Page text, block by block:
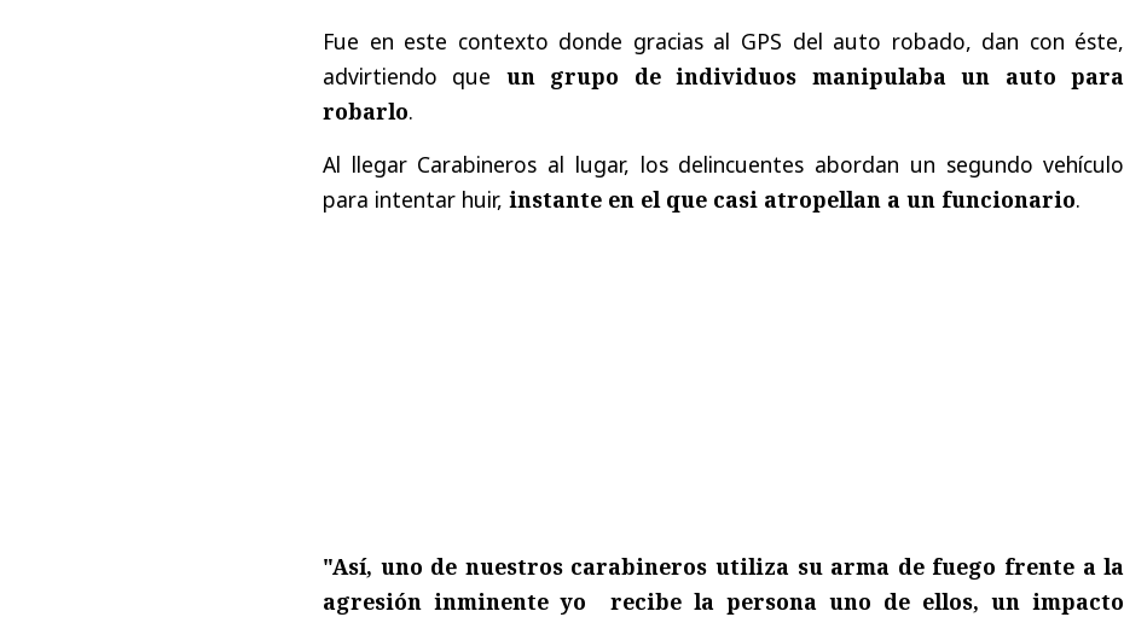
Fue en este contexto donde gracias al GPS del auto robado, dan con éste,
advirtiendo que un grupo de individuos manipulaba un auto para
robarlo.
Al llegar Carabineros al lugar, los delincuentes abordan un segundo vehículo
para intentar huir, instante en el que casi atropellan a un funcionario.
"Así, uno de nuestros carabineros utiliza su arma de fuego frente a la
agresión inminente yo recibe la persona uno de ellos, un impacto